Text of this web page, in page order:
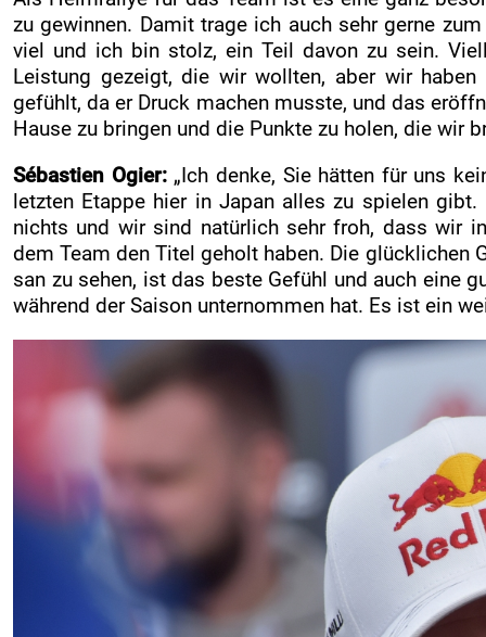
zu gewinnen. Damit trage ich auch sehr gerne
viel und ich bin stolz, ein Teil davon zu sein.
Leistung gezeigt, die wir wollten, aber wir
gefühlt, da er Druck machen musste, und das
Hause zu bringen und die Punkte zu holen, die wir
Sébastien Ogier: „Ich denke, Sie hätten für uns
letzten Etappe hier in Japan alles zu spielen
nichts und wir sind natürlich sehr froh, dass wir
dem Team den Titel geholt haben. Die glücklichen
san zu sehen, ist das beste Gefühl und auch eine
während der Saison unternommen hat. Es ist ein